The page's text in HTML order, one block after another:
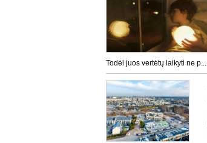
Todėl juos vertėtų laikyti ne p...